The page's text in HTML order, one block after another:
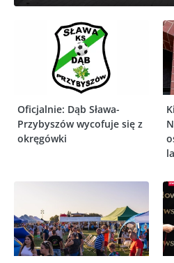
Oficjalnie: Dąb Sława-
Przybyszów wycofuje się z
okręgówki